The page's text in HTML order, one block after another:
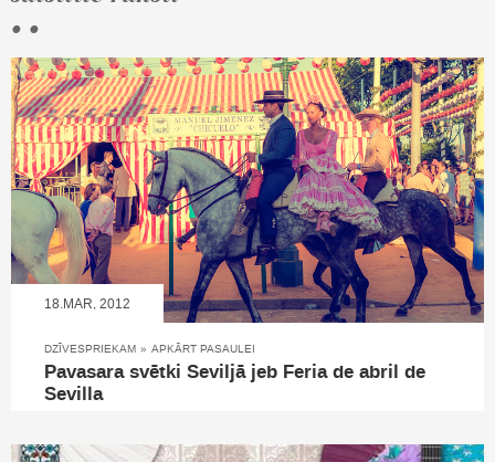
• •
18.MAR, 2012
DZĪVESPRIEKAM » APKĀRT PASAULEI
Pavasara svētki Seviljā jeb Feria de abril de
Sevilla